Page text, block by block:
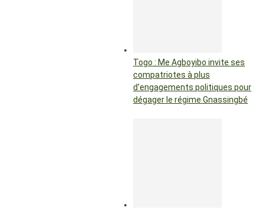
Togo : Me Agboyibo invite ses
compatriotes à plus
d’engagements politiques pour
dégager le régime Gnassingbé